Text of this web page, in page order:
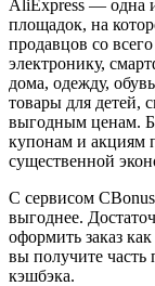
AliExpress — одна
площадок, на
продавцов со
электронику,
дома, одежду,
товары для детей,
выгодным ценам.
купонам и акциям
существенной
С сервисом
выгоднее.
оформить заказ
вы получите часть
кэшбэка.